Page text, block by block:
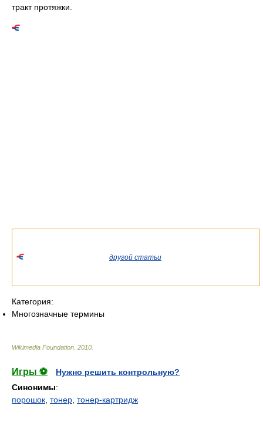
тракт протяжки.
другой статьи
Категория:
Многозначные термины
Wikimedia Foundation 2010
Игры ⚽
Нужно решить контрольную?
Синонимы:
порошок тонер тонер-картридж